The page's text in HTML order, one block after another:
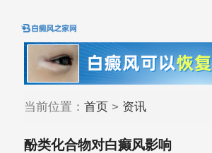
当前位置： 首页> 资讯
酚类化合物对白癫风影响